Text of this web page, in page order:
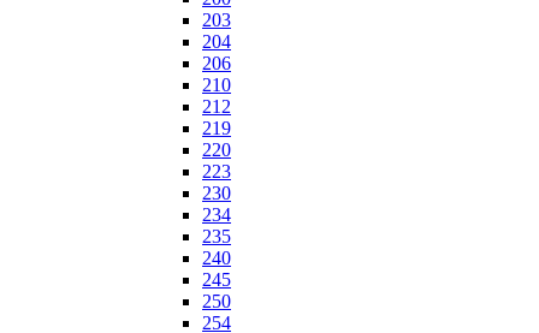
203
204
206
210
212
219
220
223
230
234
235
240
245
250
254